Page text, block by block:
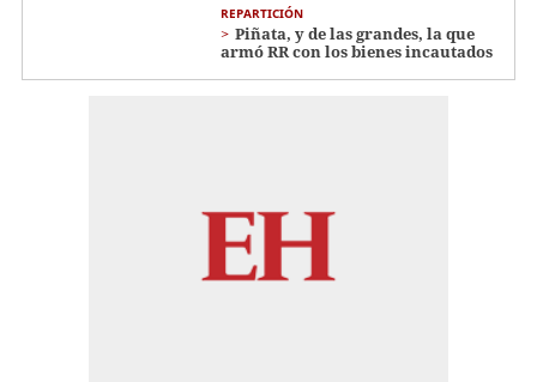
REPARTICIÓN
Piñata, y de las grandes, la que
armó RR con los bienes incautados